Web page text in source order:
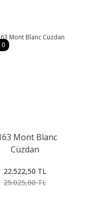
Mont Blanc
Cüzdan
22.522,50 TL
25.025,00 TL